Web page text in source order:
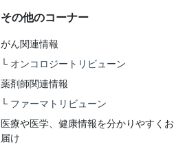
その他のコーナー
がん関連情報
└ オンコロジートリビューン
薬剤師関連情報
└ ファーマトリビューン
医療や医学、健康情報を分かりやすくお
届け